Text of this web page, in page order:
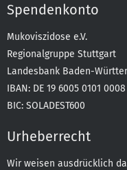
Spendenkonto
Mukoviszidose e.V.
Regionalgruppe Stuttgart
Landesbank Baden-
IBAN: DE 19 6005 0101
BIC: SOLADEST600
Urheberrecht
Wir weisen ausdrücklich